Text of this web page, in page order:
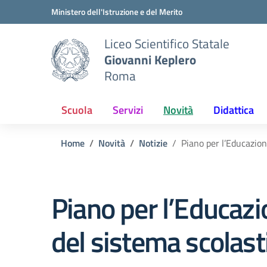
Vai ai contenuti
Vai al menu di navigazioneMinistero dell'Istruzione e del Merito
Liceo Scientifico Statale
Giovanni Keplero
Roma
Scuola Servizi Novità Didattica
Home Novità Notizie Piano per
Piano per
del sistema